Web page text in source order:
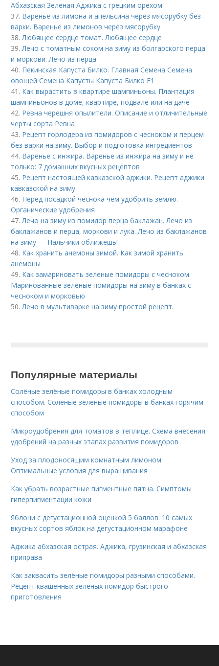
Абхазская Зелёная Аджика с грецким орехом
37. Варенье из лимона и апельсина через мясорубку без
варки. Варенье из лимонов через мясорубку
38.Любящее сердце томат. Любящее сердце
39.Лечо с томатным соком на зиму из болгарского перца
и моркови. Лечо из перца
40. Пекинская Капуста Билко. Главная Семена Семена
овощей Семена Капусты Капуста Билко F1
41. Как вырастить в квартире шампиньоны. Плантация
шампиньонов в доме, квартире, подвале или на даче
42. Ревна черешня опылители. Описание и отличительные
черты сорта Ревна
43. Рецепт горлодера из помидоров с чесноком и перцем
без варки на зиму. Выбор и подготовка ингредиентов
44. Варенье с инжира. Варенье из инжира на зиму и не
только: 7 домашних вкусных рецептов
45. Рецепт настоящей кавказской аджики. Рецепт аджики
кавказской на зиму
46. Перед посадкой чеснока чем удобрить землю.
Органические удобрения
47.Лечо на зиму из помидор перца баклажан. Лечо из
баклажанов и перца, моркови и лука. Лечо из баклажанов
на зиму — Пальчики оближешь!
48. Как хранить анемоны зимой. Как зимой хранить
анемоны
49. Как замариновать зеленые помидоры с чесноком.
Маринованные зеленые помидоры на зиму в банках с
чесноком и морковью
50.Лечо в мультиварке на зиму простой рецепт.
Популярные материалы
Солёные зелёные помидоры в банках холодным
способом. Солёные зелёные помидоры в банках горячим
способом
Микроудобрения для томатов в теплице. Схема внесения
удобрений на разных этапах развития помидоров
Уход за плодоносящим комнатным лимоном.
Оптимальные условия для выращивания
Как убрать возрастные пигментные пятна. Симптомы
гиперпигментации кожи
Яблони с дегустационной оценкой 5 баллов. 10 самых
вкусных сортов яблок на дегустационном марафоне
Аджика абхазская острая. Аджика, грузинская и абхазская
приправа
Как заквасить зелёные помидоры разными способами.
Рецепт квашенных зеленых помидор быстрого
приготовления